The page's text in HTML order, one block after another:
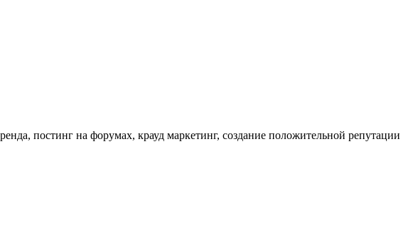
постинг на форумах, крауд маркетинг, создание положительной репутации